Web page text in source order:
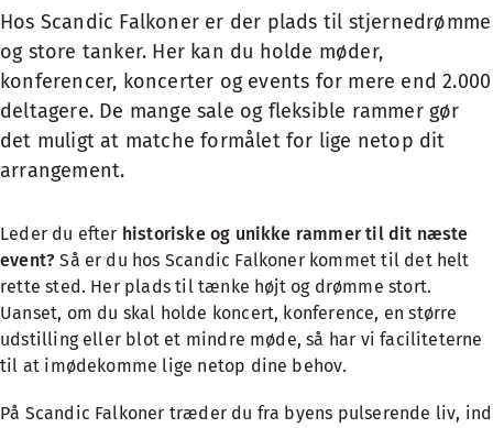
Hos Scandic Falkoner er der plads til stjernedrømme
og store tanker. Her kan du holde møder,
konferencer, koncerter og events for mere end 2.000
deltagere. De mange sale og fleksible rammer gør
det muligt at matche formålet for lige netop dit
arrangement.
Leder du efter historiske og unikke rammer til dit næste
event? Så er du hos Scandic Falkoner kommet til det helt
rette sted. Her plads til tænke højt og drømme stort.
Uanset, om du skal holde koncert, konference, en større
udstilling eller blot et mindre møde, så har vi faciliteterne
til at imødekomme lige netop dine behov.
På Scandic Falkoner træder du fra byens pulserende liv, ind